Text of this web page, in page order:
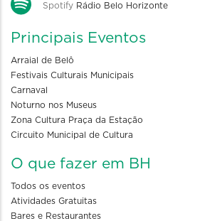
Spotify Rádio Belo Horizonte
Principais Eventos
Arraial de Belô
Festivais Culturais Municipais
Carnaval
Noturno nos Museus
Zona Cultura Praça da Estação
Circuito Municipal de Cultura
O que fazer em BH
Todos os eventos
Atividades Gratuitas
Bares e Restaurantes